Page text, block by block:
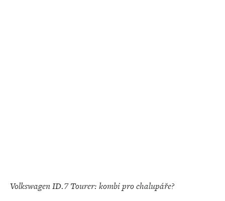
Volkswagen ID.7 Tourer: kombi pro chalupáře?